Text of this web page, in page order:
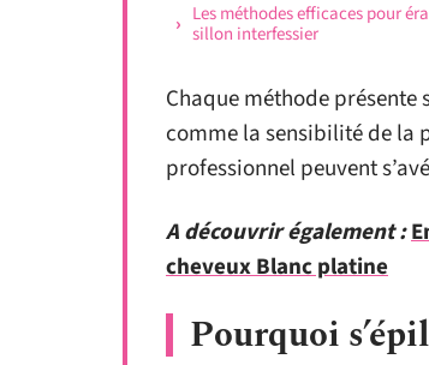
Les méthodes efficaces pour
sillon interfessier
Chaque méthode présente
comme la sensibilité de la
professionnel peuvent
A découvrir également :
cheveux Blanc platine
Pourquoi